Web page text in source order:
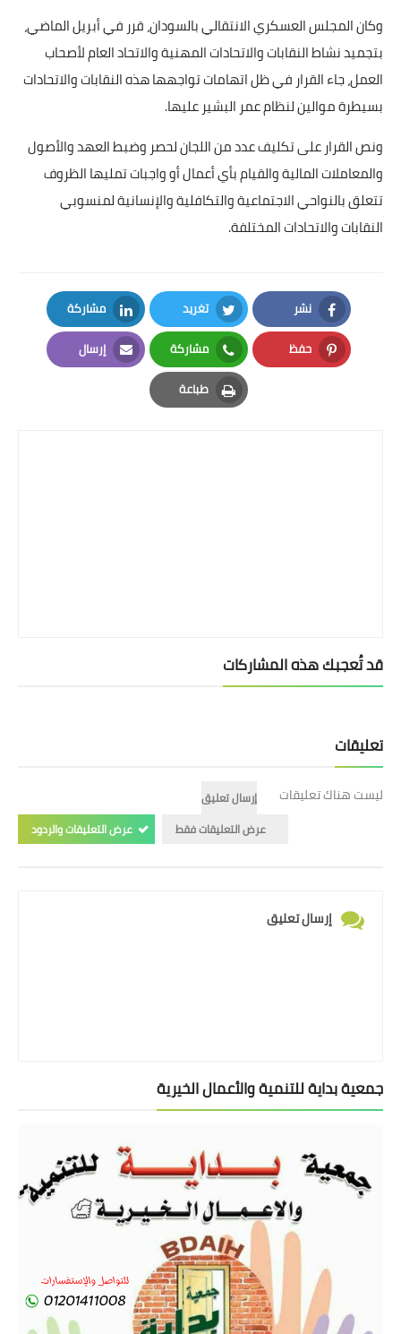
حكاية صورة
ثقافة
حوادث
وكان المجلس العسكري الانتقالي بالسودان، قرر في أبريل الماضي،
بتجميد نشاط النقابات والاتحادات المهنية والاتحاد العام لأصحاب
العمل، جاء القرار في ظل اتهامات تواجهها هذه النقابات والاتحادات
بسيطرة موالين لنظام عمر البشير عليها.
ونص القرار على تكليف عدد من اللجان لحصر وضبط العهد والأصول
والمعاملات المالية والقيام بأي أعمال أو واجبات تمليها الظروف
تتعلق بالنواحي الاجتماعية والتكافلية والإنسانية لمنسوبي
النقابات والاتحادات المختلفة.
نشر
Facebook
تغريد
Twitter
مشاركة
LinkedIn
حفظ
Pinterest
مشاركة
Whatsapp
إرسال
Email
طباعة
Print
قد تُعجبك هذه المشاركات
تعليقات
ليست هناك تعليقات
إرسال تعليق
عرض التعليقات فقط
عرض التعليقات والردود
إرسال تعليق
جمعية بداية للتنمية والأعمال الخيرية